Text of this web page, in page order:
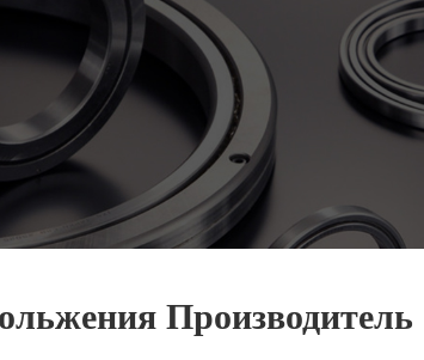
Производитель